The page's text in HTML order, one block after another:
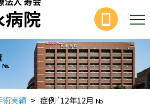
No.
術実績 > 症例 '12年12月 No.